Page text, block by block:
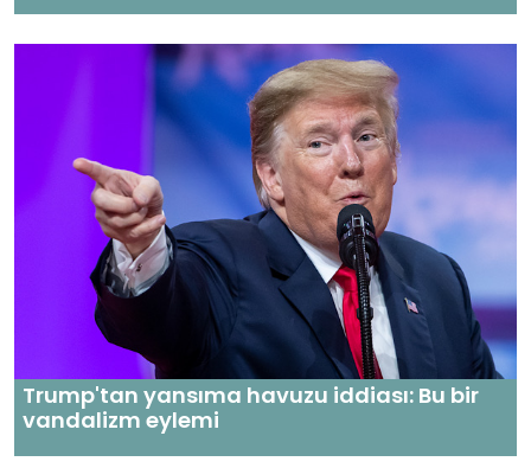
Trump'tan yansıma havuzu iddiası: Bu bir
vandalizm eylemi